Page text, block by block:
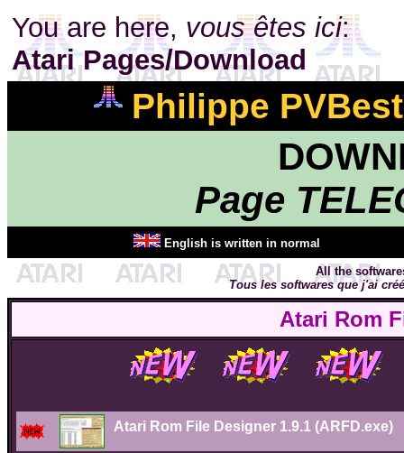
You are here, vous êtes ici:
Atari Pages/Download
Philippe
Page
English is written in normal
All the
Tous les softwares que j'ai
Atari Rom
Atari Rom File Designer 1.9.1 (ARFD.exe)